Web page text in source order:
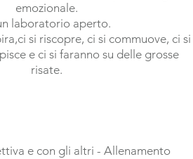
emozionale.
laboratorio aperto.
si riscopre, ci si commuove, ci si
e ci si faranno su delle grosse
risate.
e con gli altri - Allenamento